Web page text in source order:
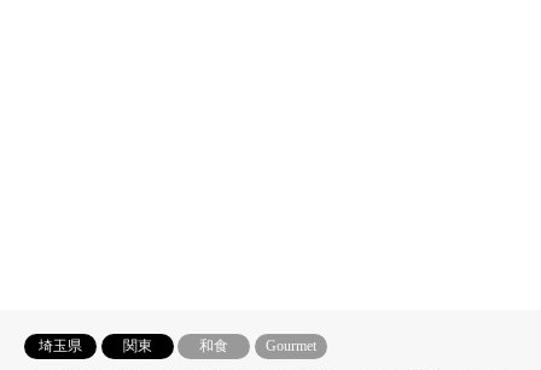
埼玉県 関東 和食 Gourmet